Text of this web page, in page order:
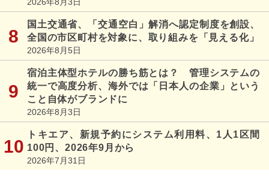
国土交通省、「交通空白」解消へ認定制度を創設、
全国の市区町村を対象に、取り組みを「見える化」
2026年8月5日
宿泊主体型ホテルの勝ち筋とは？ 管理システムの
統一で高度分析、海外では「日本人の企業」という
こと自体がブランドに
2026年8月3日
トキエア、新規予約にシステム利用料、1人1区間
100円、2026年9月から
2026年7月31日